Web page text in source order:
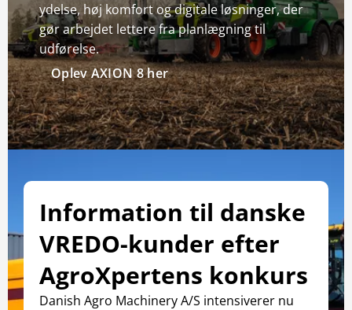
ydelse, høj komfort og digitale løsninger, der
gør arbejdet lettere fra planlægning til
udførelse.
Oplev AXION 8 her
Information til danske
VREDO-kunder efter
AgroXpertens konkurs
Danish Agro Machinery A/S intensiverer nu